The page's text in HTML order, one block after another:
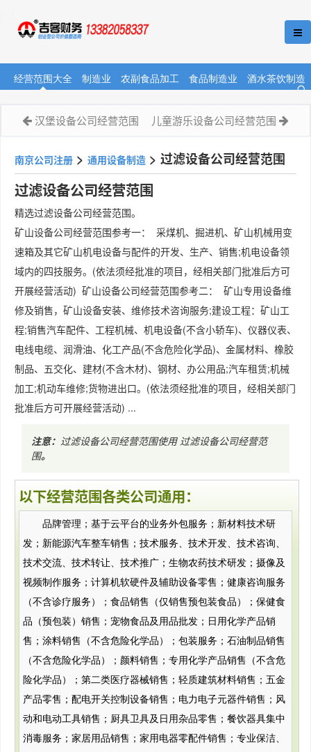
经营范围大全 制造业 农副食品加工 食品制造业 酒水茶饮制造
汉堡设备公司经营范围 儿童游乐设备公司经营范围
南京公司注册 > 通用设备制造 > 过滤设备公司经营范围
过滤设备公司经营范围
精选过滤设备公司经营范围。
矿山设备公司经营范围参考一： 采煤机、掘进机、矿山机械用变
速箱及其它矿山机电设备与配件的开发、生产、销售;机电设备领
域内的四技服务。(依法须经批准的项目，经相关部门批准后方可
开展经营活动) 矿山设备公司经营范围参考二： 矿山专用设备维
修及销售，矿山设备安装、维修技术咨询服务;建设工程：矿山工
程;销售汽车配件、工程机械、机电设备(不含小轿车)、仪器仪表、
电线电缆、润滑油、化工产品(不含危险化学品)、金属材料、橡胶
制品、五交化、建材(不含木材)、钢材、办公用品;汽车租赁;机械
加工;机动车维修;货物进出口。(依法须经批准的项目，经相关部门
批准后方可开展经营活动) ...
注意： 过滤设备公司经营范围使用过滤设备公司经营范
围。
以下经营范围各类公司通用：
品牌管理；基于云平台的业务外包服务；新材料技术研
发；新能源汽车整车销售；技术服务、技术开发、技术咨询、
技术交流、技术转让、技术推广；生物农药技术研发；摄像及
视频制作服务；计算机软硬件及辅助设备零售；健康咨询服务
（不含诊疗服务）；食品销售（仅销售预包装食品）；保健食
品（预包装）销售；宠物食品及用品批发；日用化学产品销
售；涂料销售（不含危险化学品）；包装服务；石油制品销售
（不含危险化学品）；颜料销售；专用化学产品销售（不含危
险化学品）；第二类医疗器械销售；轻质建筑材料销售；五金
产品零售；配电开关控制设备销售；电力电子元器件销售；风
动和电动工具销售；厨具卫具及日用杂品零售；餐饮器具集中
消毒服务；家居用品销售；家用电器零配件销售；专业保洁、